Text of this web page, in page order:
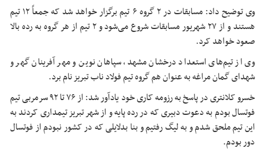
وی توضیح داد: مسابقات در ۲ گروه ۶ تیم برگزار خواهد شد که جمعاً ۱۲ تیم
هستند و از ۲۷ شهریور مسابقات شروع می‌شود و ۲ تیم از هر گروه به رده بالا
صعود خواهد کرد.
وی از تیم‌های استعداد درخشان مشهد، سپاهان نوین و مهر آفرینان گهر و
شهدای گمان مراغه به عنوان هم گروه تیم فولاد ناب تبریز نام برد.
خسرو کلانتری در پاسخ به رزومه کاری خود یادآور شد: از ۷۶ تا ۹۲ سرمربی تیم
فوتسال بودم به دعوت دبیری که در رده پایه و از شهر تبریز تیمداری کردند به
این تیم ملحق شدم و به لیگ رفتیم و بنا بدلایلی که در کشور نبودم از فوتسال
دور بودم.